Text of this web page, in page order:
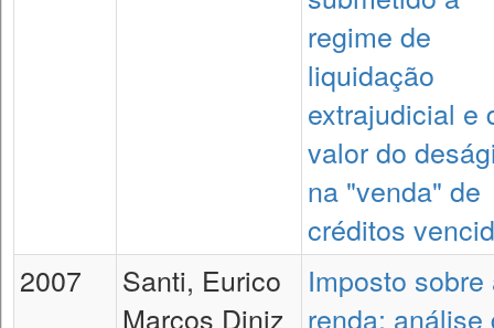
regime de
liquidação
extrajudicial e
valor do
na "venda" de
créditos
2007
Santi, Eurico
Marcos Diniz
Imposto sobre
renda: análise